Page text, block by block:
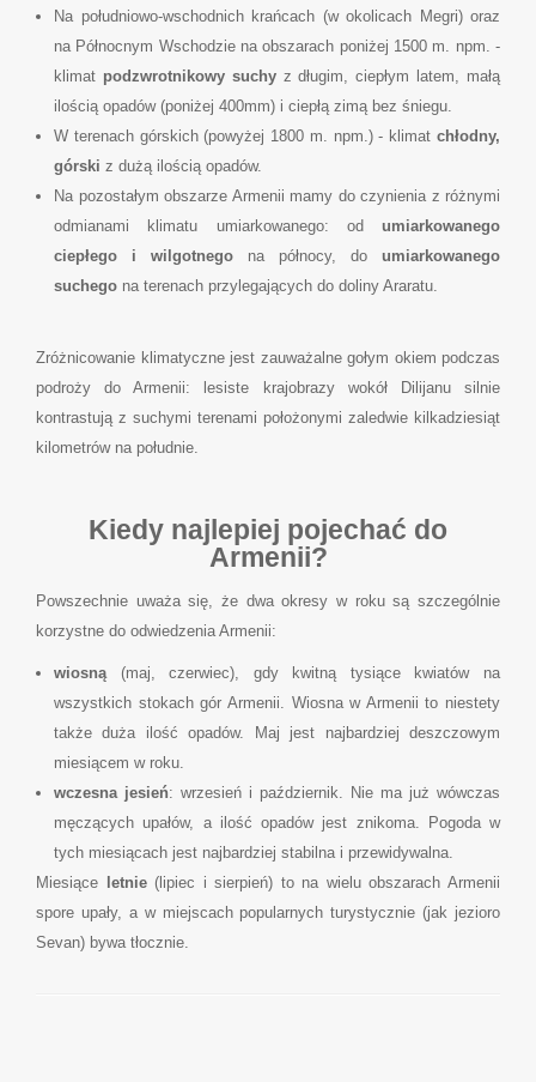
Na południowo-wschodnich krańcach (w okolicach Megri) oraz
na Północnym Wschodzie na obszarach poniżej 1500 m. npm. -
klimat podzwrotnikowy suchyz długim, ciepłym latem, małą
ilością opadów (poniżej 400mm) i ciepłą zimą bez śniegu.
W terenach górskich (powyżej 1800 m. npm.) - klimat chłodny,
górski z dużą ilością opadów.
Na pozostałym obszarze Armenii mamy do czynienia z różnymi
odmianami klimatu umiarkowanego: od umiarkowanego
ciepłego i wilgotnego na północy, do umiarkowanego
suchego na terenach przylegających do doliny Araratu.
Zróżnicowanie klimatyczne jest zauważalne gołym okiem podczas
podroży do Armenii: lesiste krajobrazy wokół Dilijanu silnie
kontrastują z suchymi terenami położonymi zaledwie kilkadziesiąt
kilometrów na południe.
Kiedy najlepiej pojechać do
Armenii?
Powszechnie uważa się, że dwa okresy w roku są szczególnie
korzystne do odwiedzenia Armenii:
wiosną(maj, czerwiec), gdy kwitną tysiące kwiatów na
wszystkich stokach gór Armenii. Wiosna w Armenii to niestety
także duża ilość opadów. Maj jest najbardziej deszczowym
miesiącem w roku.
wczesna jesień: wrzesień i październik. Nie ma już wówczas
męczących upałów, a ilość opadów jest znikoma. Pogoda w
tych miesiącach jest najbardziej stabilna i przewidywalna.
Miesiące
letnie(lipiec i sierpień) to na wielu obszarach Armenii
spore upały, a w miejscach popularnych turystycznie (jak jezioro
Sevan) bywa tłocznie.